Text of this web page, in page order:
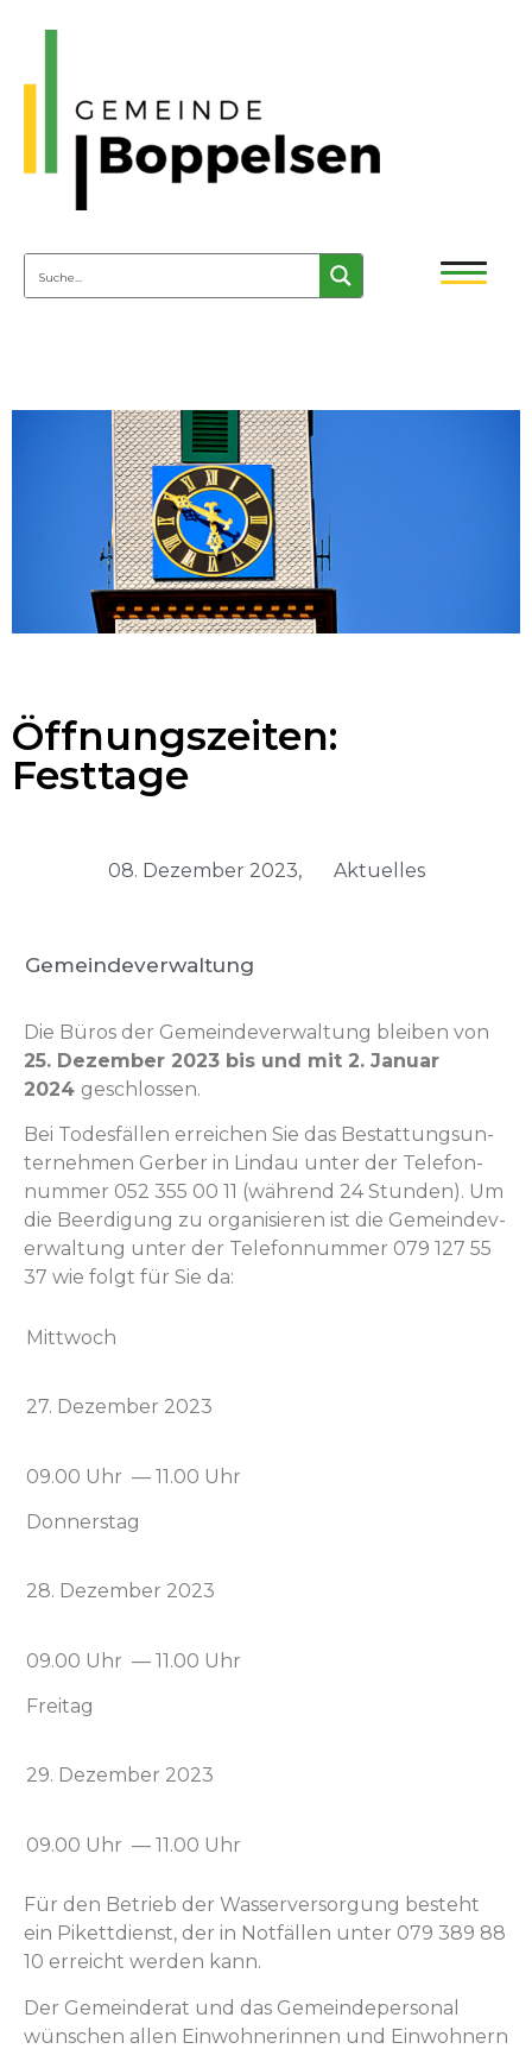
Öffnungszeiten:
Festtage
08. Dezember 2023, Aktuelles
Gemeindeverwaltung
Die Büros der Gemein­de­v­er­wal­tung bleiben von
25. Dezem­ber 2023 bis und mit 2. Jan­u­ar
2024 geschlossen.
Bei Todes­fällen erre­ichen Sie das Bestat­tung­sun­
ternehmen Ger­ber in Lin­dau unter der Tele­fon­
num­mer 052 355 00 11 (während 24 Stun­den). Um
die Beerdi­gung zu organ­isieren ist die Gemein­de­v­
er­wal­tung unter der Tele­fon­num­mer 079 127 55
37 wie fol­gt für Sie da:
Mittwoch
27. Dezem­ber 2023
09.00 Uhr — 11.00 Uhr
Don­ner­stag
28. Dezem­ber 2023
09.00 Uhr — 11.00 Uhr
Fre­itag
29. Dezem­ber 2023
09.00 Uhr — 11.00 Uhr
Für den Betrieb der Wasserver­sorgung beste­ht
ein Pikett­di­enst, der in Not­fällen unter 079 389 88
10 erre­icht wer­den kann.
Der Gemein­der­at und das Gemein­de­per­son­al
wün­schen allen Ein­wohner­in­nen und Ein­wohn­ern